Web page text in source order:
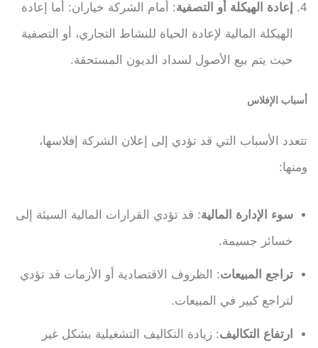
إعادة الهيكلة أو التصفية: أمام الشركة خياران: أما إعادة
الهيكلة المالية لإعادة الحياة للنشاط التجاري، أو التصفية
حيث يتم بيع الأصول لسداد الديون المستحقة.
أسباب الإفلاس
تتعدد الأسباب التي قد تؤدي إلى إعلان الشركة إفلاسها،
ومنها:
سوء الإدارة المالية: قد تؤدي القرارات المالية السيئة إلى
خسائر جسيمة.
تراجع المبيعات: الظروف الاقتصادية أو الأزمات قد تؤدي
لتراجع كبير في المبيعات.
ارتفاع التكاليف: زيادة التكاليف التشغيلية بشكل غير